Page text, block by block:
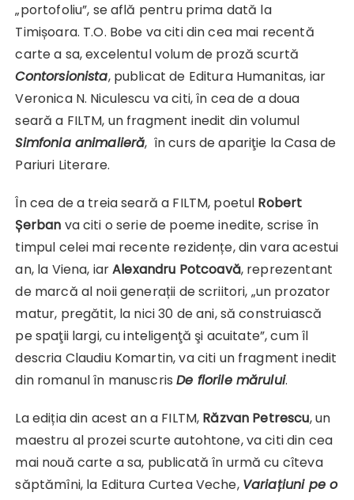
„portofoliu”, se află pentru prima dată la
Timișoara. T.O. Bobe va citi din cea mai recentă
carte a sa, excelentul volum de proză scurtă
Contorsionista, publicat de Editura Humanitas, iar
Veronica N. Niculescu va citi, în cea de a doua
seară a FILTM, un fragment inedit din volumul
Simfonia animalieră, în curs de apariţie la Casa de
Pariuri Literare.
În cea de a treia seară a FILTM, poetul Robert
Șerban va citi o serie de poeme inedite, scrise în
timpul celei mai recente rezidențe, din vara acestui
an, la Viena, iarAlexandru Potcoavă, reprezentant
de marcă al noii generații de scriitori, „un prozator
matur, pregătit, la nici 30 de ani, să construiască
pe spaţii largi, cu inteligenţă şi acuitate”, cum îl
descria Claudiu Komartin, va citi un fragment inedit
din romanul în manuscrisDe florile mărului.
La ediția din acest an a FILTM, Răzvan Petrescu, un
maestru al prozei scurte autohtone, va citi din cea
mai nouă carte a sa, publicată în urmă cu cîteva
săptămîni, la Editura Curtea Veche, Variațiuni pe o